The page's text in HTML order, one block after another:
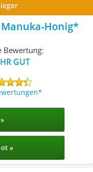
Honig
Bewertung:
GUT
»